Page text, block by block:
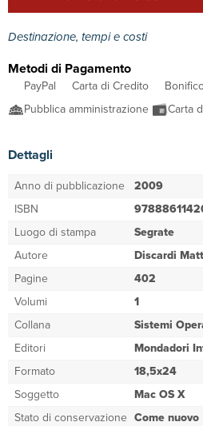
Destinazione, tempi e costi
Metodi di Pagamento
PayPal Carta di Credito
Pubblica amministrazione
Carta
Dettagli
Anno di pubblicazione 2009
ISBN
Luogo di stampa
Segrate
Autore
Discardi
Pagine
402
Volumi
1
Collana
Sistemi
Editori
Mondadori
Formato
18,5x24
Soggetto
Mac OS X
Stato di conservazione Come nuovo